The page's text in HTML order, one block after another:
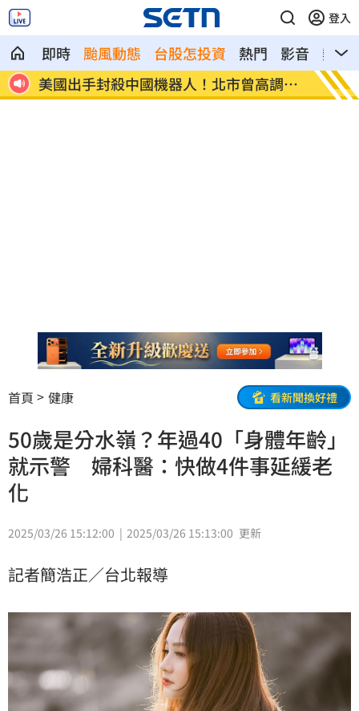
登入
即時 颱風動態 台股怎投資 熱門 影音
熱搜
美國出手封殺中國機器人！北市曾高調引
進
初來
過
首頁 健康 看新聞換好禮
50歲是分水嶺？年過40「身體年齡」
就示警 婦科醫：快做4件事延緩老
化
2025/03/26 15:12:00 2025/03/26 15:13:00 更新
記者簡浩正／台北報導